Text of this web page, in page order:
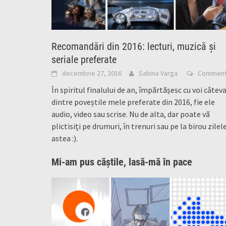
Recomandări din 2016: lecturi, muzică și
seriale preferate
decembrie 27, 2016 Sabina Varga
În spiritul finalului de an, împărtășesc cu voi câteva
dintre poveștile mele preferate din 2016, fie ele
audio, video sau scrise. Nu de alta, dar poate vă
plictisiți pe drumuri, în trenuri sau pe la birou zilele
astea :).
Mi-am pus căștile, lasă-mă în pace